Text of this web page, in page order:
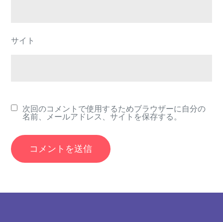
サイト
次回のコメントで使用するためブラウザーに自分の
名前、メールアドレス、サイトを保存する。